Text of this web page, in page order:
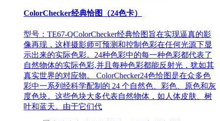
ColorChecker经典恰图（24色卡）
型号：TE67-QColorChecker经典恰图旨在实现逼真的影
像再现，这样摄影师可预测和控制色彩在任何光源下显
示出来的实际色彩。24种色彩中的每一种色彩都代表了
自然物体的实际色彩,并且每种色彩都能反射光，犹如其
真实世界的对应物。 ColorChecker24色恰图是在众多色
彩中一系列经科学配制的 24 个自然色、彩色、原色和灰
度色块。这些色块大多代表自然物体，如人体皮肤、树
叶和蓝天。由于它们代